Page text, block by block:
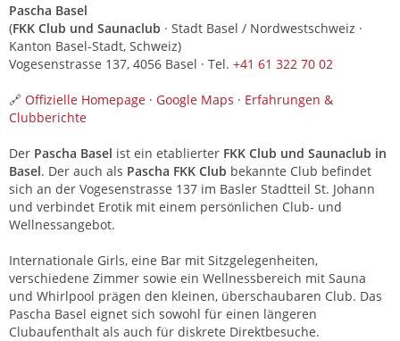
Pascha Basel
(FKK Club und Saunaclub · Stadt Basel / Nordwestschweiz ·
Kanton Basel-Stadt, Schweiz)
Vogesenstrasse 137, 4056 Basel · Tel. +41 61 322 70 02
🔗 Offizielle Homepage · Google Maps · Erfahrungen &
Clubberichte
Der Pascha Basel ist ein etablierter FKK Club und Saunaclub in
Basel. Der auch als Pascha FKK Club bekannte Club befindet
sich an der Vogesenstrasse 137 im Basler Stadtteil St. Johann
und verbindet Erotik mit einem persönlichen Club- und
Wellnessangebot.
Internationale Girls, eine Bar mit Sitzgelegenheiten,
verschiedene Zimmer sowie ein Wellnessbereich mit Sauna
und Whirlpool prägen den kleinen, überschaubaren Club. Das
Pascha Basel eignet sich sowohl für einen längeren
Clubaufenthalt als auch für diskrete Direktbesuche.